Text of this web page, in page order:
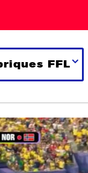
FFL